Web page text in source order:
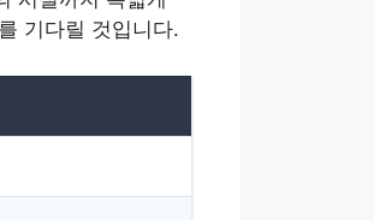
기다릴 것입니다.